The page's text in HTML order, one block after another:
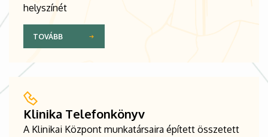
helyszínét
TOVÁBB
Klinika Telefonkönyv
A Klinikai Központ munkatársaira épített összetett